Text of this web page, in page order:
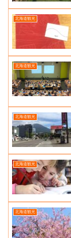
北海道観光
北海道観光
北海道観光
北海道観光
北海道観光